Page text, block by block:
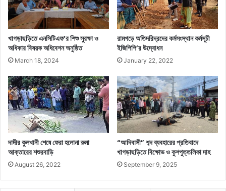
খাগড়াছড়িতে এনসিটিএফ’র শিশু সুরক্ষা ও
অধিকার বিষয়ক অধিবেশন অনুষ্ঠিত
March 18, 2024
রামগড়ে অতিদরিদ্রদের কর্মসংস্থান কর্মসূচী
ইজিপিপি’র উদ্বোধন
January 22, 2022
দাদীর কুলখানী শেষে ফেরা হলোনা রুমা
আক্তারের শশুরবাড়ি
August 26, 2022
“আদিবাসী” শব্দ ব্যবহারের প্রতিবাদে
খাগড়াছড়িতে বিক্ষোভ ও কুশপুত্তলিকা দাহ
September 9, 2025